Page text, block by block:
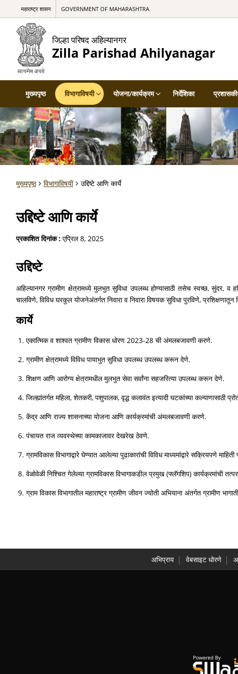
महाराष्ट्र शासन GOVERNMENT OF MAHARASHTRA
जिल्हा परिषद अहिल्यानगर
Zilla Parishad Ahilyanagar
मुख्यपृष्ठ विभागाविषयी योजना/कार्यक्रम निर्देशिका
मुख्यपृष्ठ विभागाविषयी उद्दिष्टे आणि कार्ये
उद्दिष्टे आणि कार्ये
प्रकाशित दिनांक : एप्रिल 8, 2025
उद्दिष्टे
अहिल्यानगर ग्रामीण क्षेत्रामध्ये मुलभुत सुविधा उपलब्ध होण्यासाठी तसेच स्वच्छ, सुंदर, व
चालविणे, विविध घरकुल योजनेअंतर्गत निवारा व निवारा विषयक सुविधा पुरविणे,
कार्ये
एकात्मिक व शाश्वत ग्रामीण विकास धोरण 2023-28 ची अंमलबजावणी करणे.
ग्रामीण क्षेत्रामध्ये विविध पायाभुत सुविधा उपलब्ध उपलब्ध करून देणे.
शिक्षण आणि आरोग्य क्षेत्रामधील मुलभुत सेवा सर्वांना सहजरित्या उपलब्ध करून देणे.
जिल्ह्यांतर्गत महिला, शेतकरी, पशुपालक, वृद्ध कलावंत इत्यादी घटकांच्या
केंद्र आणि राज्य शासनाच्या योजना आणि कार्यक्रमांची अंमलबजावणी करणे.
पंचायत राज व्यवस्थेच्या कामकाजावर देखरेख ठेवणे.
ग्रामविकास विभागाद्वारे घेण्यात आलेल्या पुढाकारांची विविध माध्यमांद्वारे सक्रियपणे
वेळोवेळी निश्चित गेलेल्या ग्रामविकास विभागाकडील प्रमुख (फ्लॅगशिप) कार्यक्रमांची
ग्राम विकास विभागातील महाराष्ट्र ग्रामीण जीवन ज्योती अभियाना अंतर्गत ग्रामीण
अभिप्राय वेबसाइट धोरणे